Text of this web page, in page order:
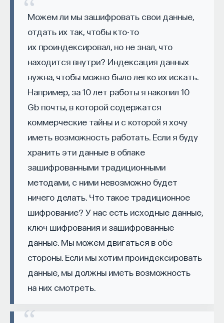
Можем ли мы зашифровать свои данные,
отдать их так, чтобы кто-то
их проиндексировал, но не знал, что
находится внутри? Индексация данных
нужна, чтобы можно было легко их искать.
Например, за 10 лет работы я накопил 10
Gb почты, в которой содержатся
коммерческие тайны и с которой я хочу
иметь возможность работать. Если я буду
хранить эти данные в облаке
зашифрованными традиционными
методами, с ними невозможно будет
ничего делать. Что такое традиционное
шифрование? У нас есть исходные данные,
ключ шифрования и зашифрованные
данные. Мы можем двигаться в обе
стороны. Если мы хотим проиндексировать
данные, мы должны иметь возможность
на них смотреть.
индустриях.
В ходе работы с научным сообществом Ивар
индустрии испытывают кадровый голод,
особенно молодые deep tech и биотех компании.
Исследование аудитории ПостНауки
подтвердило масштаб: более60%слушателей
проекта имеют STEM-образование, при этом
заинтересованы в работе в инновационных
компаниях, но не знают, с чего начать.
Специалисты сталкиваются с тремя ключевыми
барьерами:
Недостаток информации о глобальных
индустриях и карьерных возможностях
мешает поиску подходящих ваканси; ​
Непрозрачные механизмы в инновационных
компаниях усложняют процесс
трудоустройства​;
Стереотипы не позволяют эффективно
конкурировать на международном рынке​.
Что такое Naukka Talents
Kate Bush — Pi
Композиция “π” альбома “Aerial” (2005) — дерзкая
и в то же время сентиментальная ода ученому-
математику, одержимому стремлением
вычислить как можно больше знаков числа π.
В припевах Кейт Буш по порядку называет цифры,
составляющие эту математическую константу.
Широкораспространена версия, что Буш
three-one ) вместо 0 ( zero
на месте 54-го знака, однако она проговаривает
текст довольно быстро, и разобрать слова
сложно. Еще 22 знака вообще пропущены. Тем
не менее певице удалось набросать образ
строгого и фанатичного ученого, полностью
погруженного в мир чисел, — и заставить
слушателей столь же педантично проверять
ее текст.
Boards of Canada — The Smallest
Weird Number
В альбоме “Geogaddi” (2002) шотландский
электронный дуэт констатирует: “